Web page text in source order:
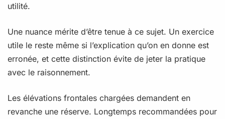
utilité.
Une nuance mérite d’être tenue à ce sujet. Un exercice
utile le reste même si l’explication qu’on en donne est
erronée, et cette distinction évite de jeter la pratique
avec le raisonnement.
Les élévations frontales chargées demandent en
revanche une réserve. Longtemps recommandées pour